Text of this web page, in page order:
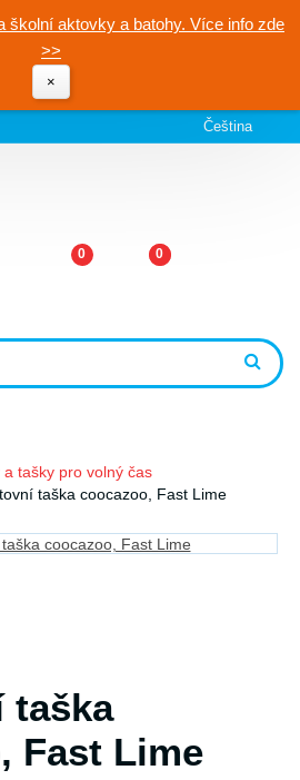
školní aktovky a batohy. Více info zde
>>
×
Čeština
0 0
a tašky pro volný čas
taška coocazoo, Fast Lime
taška
Fast Lime